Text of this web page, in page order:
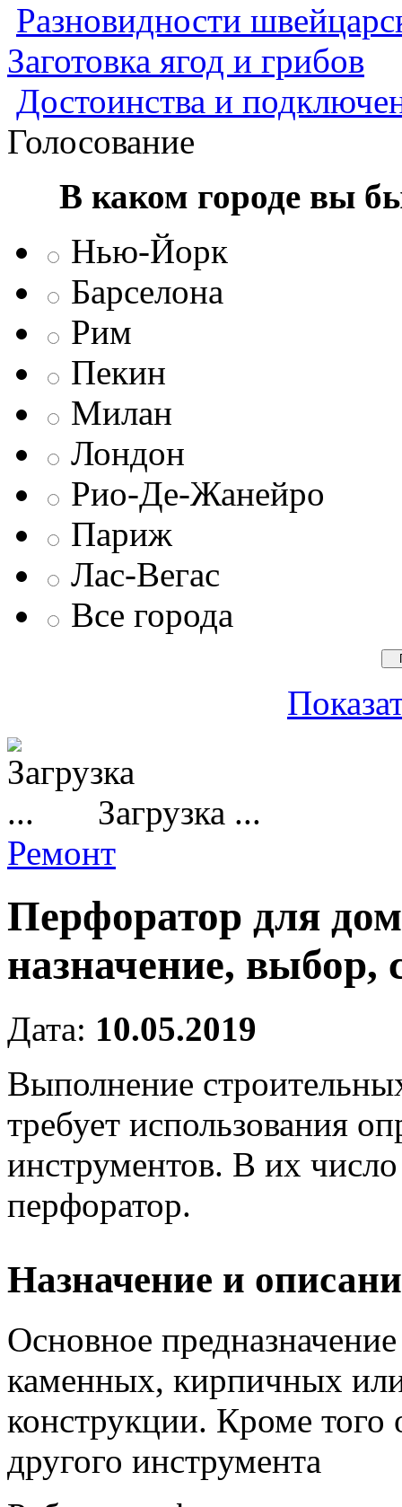
Разновидности
Заготовка ягод и грибов
Достоинства и
Голосование
В каком городе вы
Нью-Йорк
Барселона
Рим
Пекин
Милан
Лондон
Рио-Де-Жанейро
Париж
Лас-Вегас
Все города
Загрузка ...
Ремонт
Перфоратор для
назначение, выбор,
Дата: 10.05.2019
Выполнение
требует использования
инструментов. В их число
перфоратор.
Назначение и
Основное
каменных, кирпичных
конструкции. Кроме того
другого инструмента